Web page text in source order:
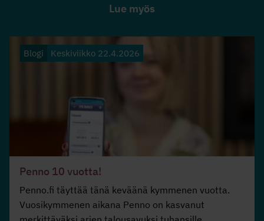
Lue myös
Blogi Keskiviikko 22.4.2026
Penno 10 vuotta!
Penno.fi täyttää tänä keväänä kymmenen vuotta.
Vuosikymmenen aikana Penno on kasvanut